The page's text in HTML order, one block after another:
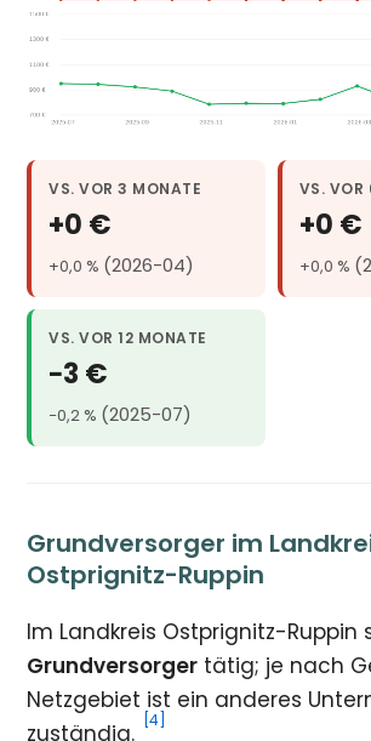
VS. VOR 3 MONATE
+0 €
+0,0 % (2026-04)
VS. VOR
+0 €
+0,0 %
VS. VOR 12 MONATE
−3 €
−0,2 % (2025-07)
Grundversorger im
Ostprignitz-Ruppin
Im Landkreis Ostprignitz-Ruppin
Grundversorger tätig; je nach
Netzgebiet ist ein anderes
zuständig.
[4]